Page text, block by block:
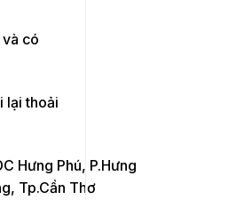
có
lại thoải
Hưng Phú, P.Hưng
Tp.Cần Thơ